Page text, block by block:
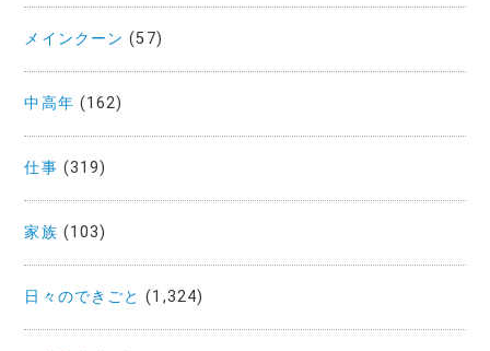
メインクーン (57)
中高年 (162)
仕事 (319)
家族 (103)
日々のできごと (1,324)